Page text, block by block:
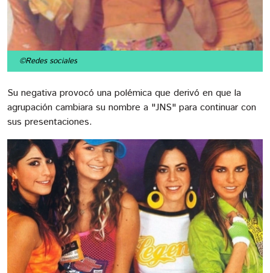
©Redes sociales
Su negativa provocó una polémica que derivó en que la
agrupación cambiara su nombre a "JNS" para continuar con
sus presentaciones.